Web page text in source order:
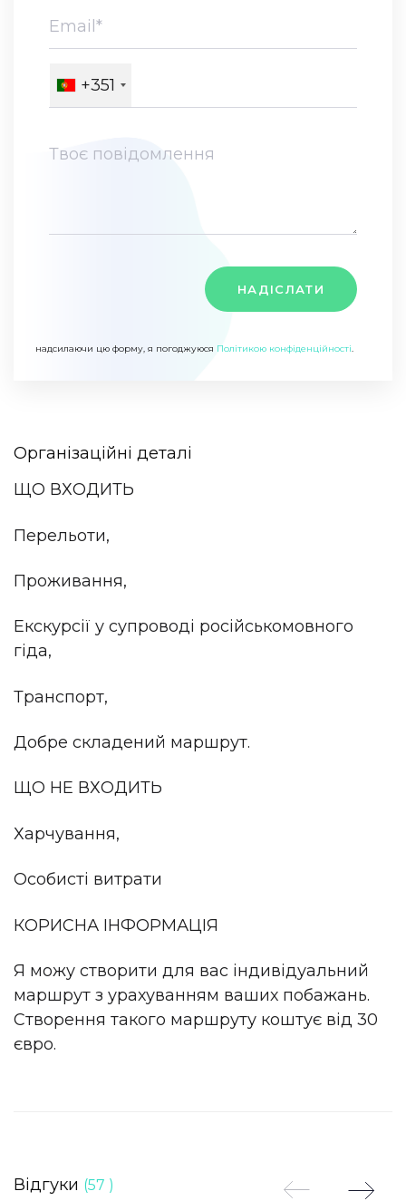
+351
НАДІСЛАТИ
надсилаючи цю форму, я погоджуюся Політикою конфіденційності.
Організаційні деталі
ЩО ВХОДИТЬ
Перельоти,
Проживання,
Екскурсії у супроводі російськомовного
гіда,
Транспорт,
Добре складений маршрут.
ЩО НЕ ВХОДИТЬ
Харчування,
Особисті витрати
КОРИСНА ІНФОРМАЦІЯ
Я можу створити для вас індивідуальний
маршрут з урахуванням ваших побажань.
Створення такого маршруту коштує від 30
євро.
Відгуки (57 )